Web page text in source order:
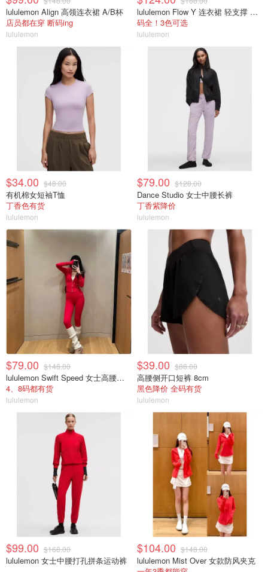
lululemon Align 高领连衣裙 A/B杯
店员都在穿 断码ing
lululemon
lululemon Flow Y 连衣裙 轻支撑 B/C杯
码全！3色可选
lululemon
$34.00 $48.00
有机棉女短袖T恤
丁香色有货
lululemon
$79.00 $128.00
Dance Studio 女士中腰长裤
丁香紫降价
lululemon
$79.00 $148.00
lululemon Swift Speed 女士高腰紧身裤
4、8码都有货
lululemon
$39.00 $88.00
高腰侧开口短裤 8cm
黑色降价 全码有货
lululemon
$99.00 $168.00
lululemon 女士中腰打孔拼条运动裤
$104.00 $148.00
lululemon Mist Over 女款防风夹克